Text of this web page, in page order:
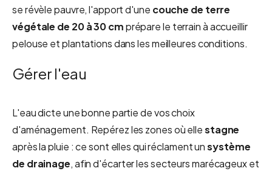
se révèle pauvre, l'apport d'une couche de terre
végétale de 20 à 30 cmprépare le terrain à accueillir
pelouse et plantations dans les meilleures conditions.
Gérer l'eau
L'eau dicte une bonne partie de vos choix
d'aménagement. Repérez les zones où ellestagne
après la pluie : ce sont elles qui réclament unsystème
de drainage, afin d'écarter les secteurs marécageux et